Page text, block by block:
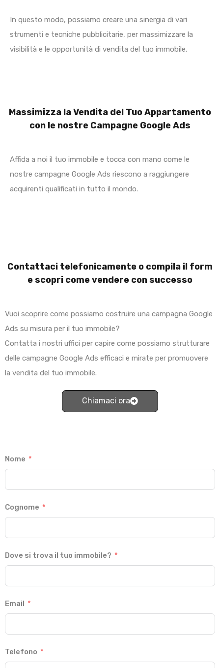
In questo modo, possiamo creare una sinergia di vari
strumenti e tecniche pubblicitarie, per massimizzare la
visibilità e le opportunità di vendita del tuo immobile.
Massimizza la Vendita del Tuo Appartamento
con le nostre Campagne Google Ads
Affida a noi il tuo immobile e tocca con mano come le
nostre campagne Google Ads riescono a raggiungere
acquirenti qualificati in tutto il mondo.
Contattaci telefonicamente o compila il form
e scopri come vendere con successo
Vuoi scoprire come possiamo costruire una campagna Google
Ads su misura per il tuo immobile?
Contatta i nostri uffici per capire come possiamo strutturare
delle campagne Google Ads efficaci e mirate per promuovere
la vendita del tuo immobile.
Chiamaci ora
Nome
Cognome
Dove si trova il tuo immobile?
Email
Telefono